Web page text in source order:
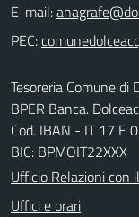
E-mail:
PEC:
Tesoreria Comune di
BPER Banca.
Cod. IBAN - IT 17
BIC: BPMOIT22XXX
Ufficio Relazioni con
Uffici e orari